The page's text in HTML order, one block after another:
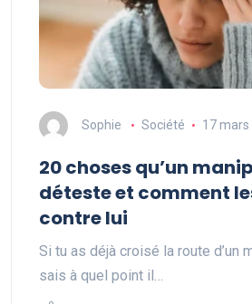
Sophie Société 17 mars
20 choses qu’un
déteste et comment
contre lui
Si tu as déjà croisé la route d’un
sais à quel point il…